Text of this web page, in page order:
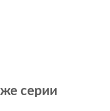
серии